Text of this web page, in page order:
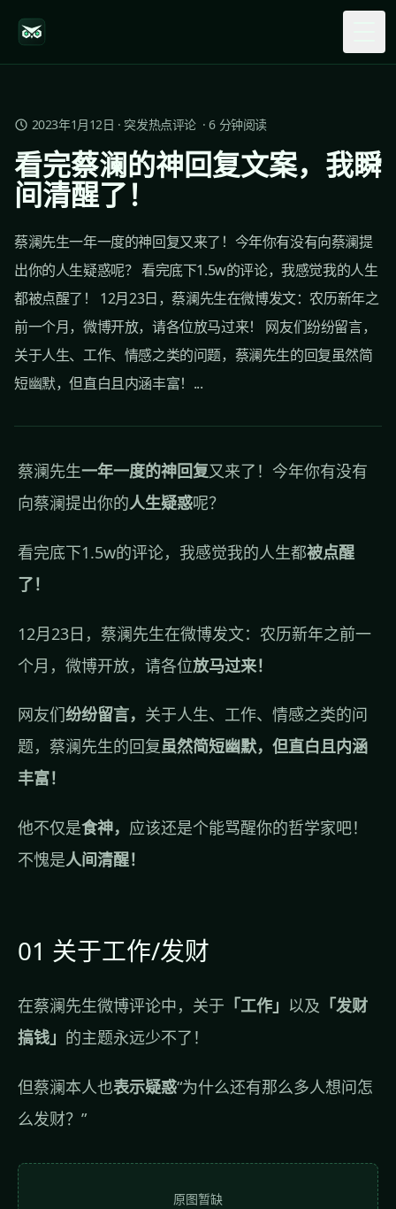
2023年1月12日 ·突发热点评论 ·6 分钟阅读
看完蔡澜的神回复文案，我瞬
间清醒了！
蔡澜先生一年一度的神回复又来了！今年你有没有向蔡澜提
出你的人生疑惑呢？ 看完底下1.5w的评论，我感觉我的人生
都被点醒了！ 12月23日，蔡澜先生在微博发文：农历新年之
前一个月，微博开放，请各位放马过来！ 网友们纷纷留言，
关于人生、工作、情感之类的问题，蔡澜先生的回复虽然简
短幽默，但直白且内涵丰富！...
蔡澜先生一年一度的神回复又来了！今年你有没有
向蔡澜提出你的人生疑惑呢？
看完底下1.5w的评论，我感觉我的人生都被点醒
了！
12月23日，蔡澜先生在微博发文：农历新年之前一
个月，微博开放，请各位放马过来！
网友们纷纷留言， 关于人生、工作、情感之类的问
题，蔡澜先生的回复虽然简短幽默，但直白且内涵
丰富！
他不仅是食神， 应该还是个能骂醒你的哲学家吧！
不愧是人间清醒！
01 关于工作/发财
在蔡澜先生微博评论中，关于 「工作」 以及 「发财
搞钱」 的主题永远少不了！
但蔡澜本人也表示疑惑“为什么还有那么多人想问怎
么发财？”
原图暂缺